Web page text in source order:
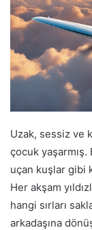
Uzak, sessiz ve
çocuk
uçan kuşlar gibi
Her akşam
hangi sırları
arkadaşına